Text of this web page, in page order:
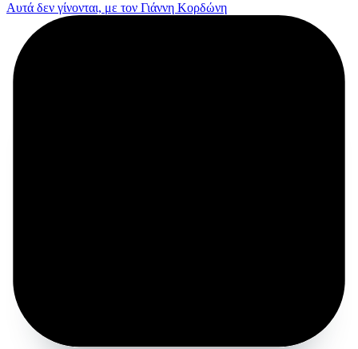
Αυτά δεν γίνονται, με τον Γιάννη Κορδώνη